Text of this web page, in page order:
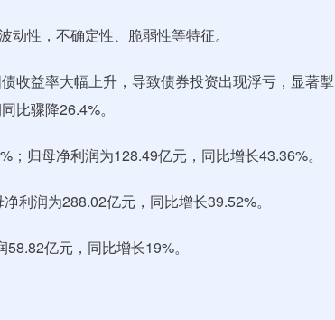
性，不确定性、脆弱性等特征。
收益率大幅上升，导致债券投资出现浮亏，显著掣
比骤降26.4%。
归母净利润为128.49亿元，同比增长43.36%。
利润为288.02亿元，同比增长39.52%。
亿元，同比增长19%。